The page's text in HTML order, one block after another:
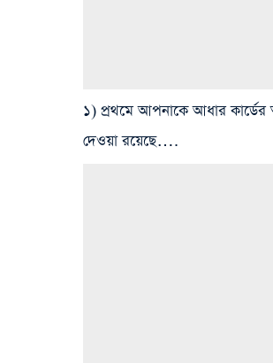
১) প্রথমে আপনাকে আধার কার্ডের
দেওয়া রয়েছে….